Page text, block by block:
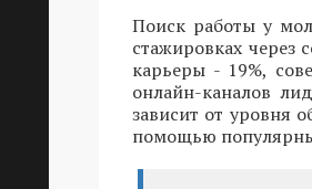
Поиск работы у
стажировках через
карьеры - 19%,
онлайн-каналов
зависит от уровня
помощью